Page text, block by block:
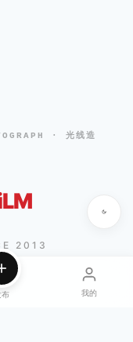
· 光线造
2013
布 我的